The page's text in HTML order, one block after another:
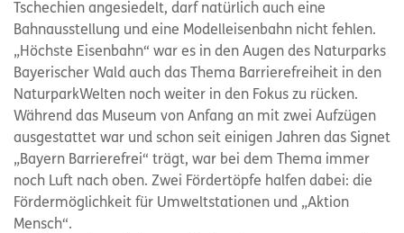
Tschechien angesiedelt, darf natürlich auch eine
Bahnausstellung und eine Modelleisenbahn nicht fehlen.
„Höchste Eisenbahn“ war es in den Augen des Naturparks
Bayerischer Wald auch das Thema Barrierefreiheit in den
NaturparkWelten noch weiter in den Fokus zu rücken.
Während das Museum von Anfang an mit zwei Aufzügen
ausgestattet war und schon seit einigen Jahren das Signet
„Bayern Barrierefrei“ trägt, war bei dem Thema immer
noch Luft nach oben. Zwei Fördertöpfe halfen dabei: die
Fördermöglichkeit für Umweltstationen und „Aktion
Mensch“.